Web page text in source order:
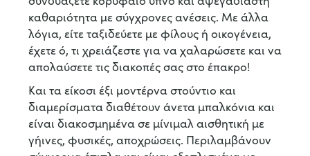
καθαριότητα με σύγχρονες ανέσεις. Με άλλα
λόγια, είτε ταξιδεύετε με φίλους ή οικογένεια,
έχετε ό, τι χρειάζεστε για να χαλαρώσετε και να
απολαύσετε τις διακοπές σας στο έπακρο!
Και τα είκοσι έξι μοντέρνα στούντιο και
διαμερίσματα διαθέτουν άνετα μπαλκόνια και
είναι διακοσμημένα σε μίνιμαλ αισθητική με
γήινες, φυσικές, αποχρώσεις. Περιλαμβάνουν